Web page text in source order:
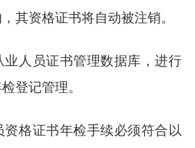
其资格证书将自动被注销。
业人员证书管理数据库，进行
登记管理。
格证书年检手续必须符合以